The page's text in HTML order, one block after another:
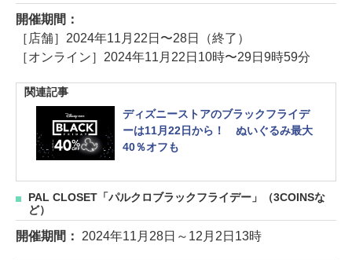
開催期間：
［店舗］2024年11月22日〜28日（終了）
［オンライン］2024年11月22日10時〜29日9時59分
関連記事
ディズニーストアのブラックフライデ
ーは11月22日から！ ぬいぐるみ最大
40％オフも
PAL CLOSET「パルクロブラックフライデー」（3COINSな
ど）
開催期間： 2024年11月28日～12月2日13時